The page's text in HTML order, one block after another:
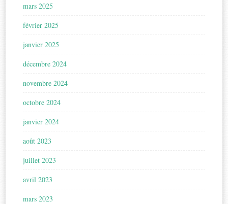
mars 2025
février 2025
janvier 2025
décembre 2024
novembre 2024
octobre 2024
janvier 2024
août 2023
juillet 2023
avril 2023
mars 2023